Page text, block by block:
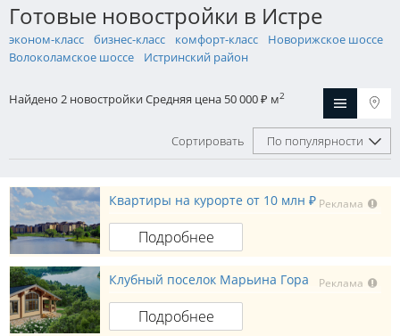
Готовые новостройки в Истре
эконом-класс бизнес-класс комфорт-класс
Новорижское шоссе
Волоколамское шоссе
Истринский район
Найдено 2 новостройкиСредняя цена 50 000 ₽ м2
Сортировать По популярности
Реклама
Квартиры на курорте от 10 млн ₽
Подробнее
Реклама
Клубный поселок Марьина Гора
Подробнее